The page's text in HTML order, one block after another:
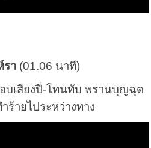
า(01.06 นาที)
เสียงปี่-โทนทับ พรานบุญฉุด
ร้ายไประหว่างทาง